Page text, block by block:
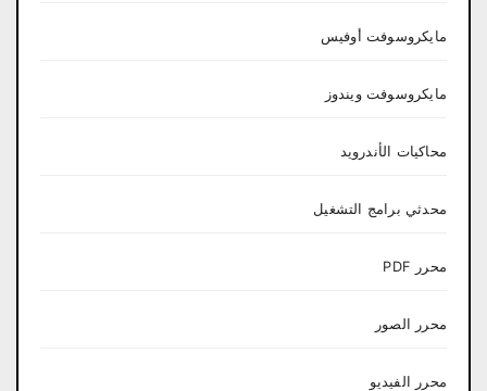
مايكروسوفت أوفيس
مايكروسوفت ويندوز
محاكيات الأندرويد
محدثي برامج التشغيل
محرر PDF
محرر الصور
محرر الفيديو